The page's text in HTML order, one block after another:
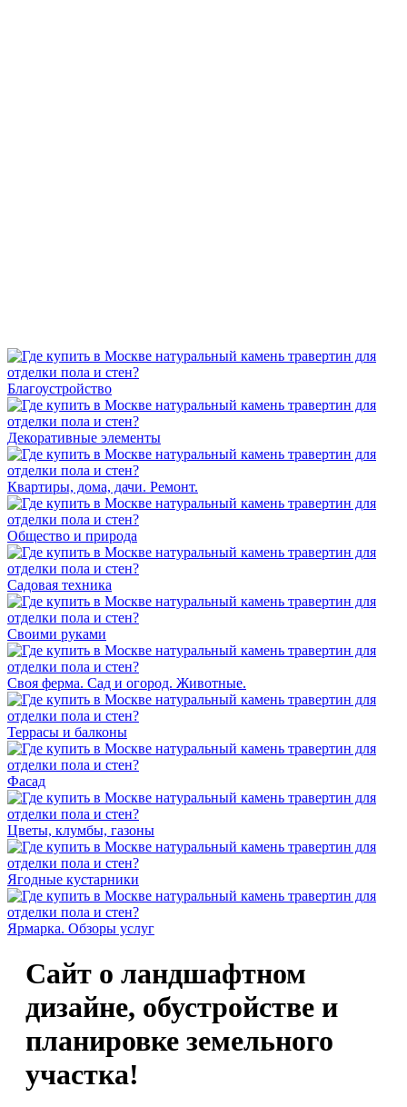
Благоустройство
Декоративные элементы
Квартиры, дома, дачи. Ремонт.
Общество и природа
Садовая техника
Своими руками
Своя ферма. Сад и огород. Животные.
Террасы и балконы
Фасад
Цветы, клумбы, газоны
Ягодные кустарники
Ярмарка. Обзоры услуг
Сайт о ландшафтном
дизайне, обустройстве и
планировке земельного
участка!